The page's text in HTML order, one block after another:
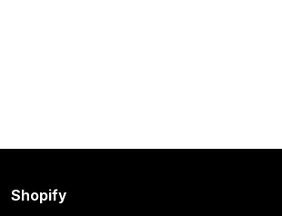
Shopify